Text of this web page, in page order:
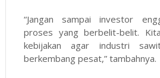
“Jangan sampai investor
proses yang berbelit-belit.
kebijakan agar industri
berkembang pesat,” tambahnya.